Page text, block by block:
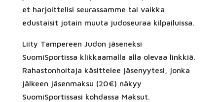
et harjoittelisi seurassamme tai vaikka
edustaisit jotain muuta judoseuraa kilpailuissa.
Liity Tampereen Judon jäseneksi
SuomiSportissa klikkaamalla alla olevaa linkkiä.
Rahastonhoitaja käsittelee jäsenyytesi, jonka
jälkeen jäsenmaksu (20€) näkyy
SuomiSportissasi kohdassa Maksut.